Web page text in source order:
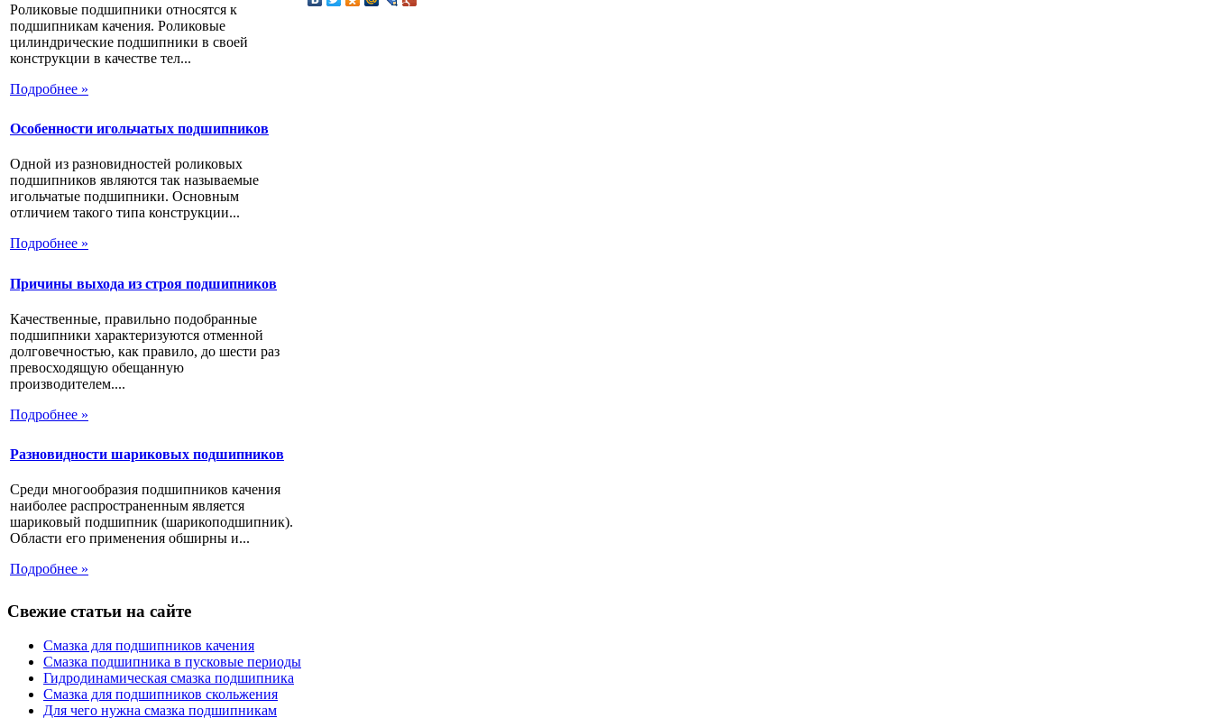
Роликовые подшипники относятся к
подшипникам качения. Роликовые
цилиндрические подшипники в своей
конструкции в качестве тел...
Подробнее »
Особенности игольчатых подшипников
Одной из разновидностей роликовых
подшипников являются так называемые
игольчатые подшипники. Основным
отличием такого типа конструкции...
Подробнее »
Причины выхода из строя подшипников
Качественные, правильно подобранные
подшипники характеризуются отменной
долговечностью, как правило, до шести раз
превосходящую обещанную
производителем....
Подробнее »
Разновидности шариковых подшипников
Среди многообразия подшипников качения
наиболее распространенным является
шариковый подшипник (шарикоподшипник).
Области его применения обширны и...
Подробнее »
Свежие статьи на сайте
Смазка для подшипников качения
Смазка подшипника в пусковые периоды
Гидродинамическая смазка подшипника
Смазка для подшипников скольжения
Для чего нужна смазка подшипникам